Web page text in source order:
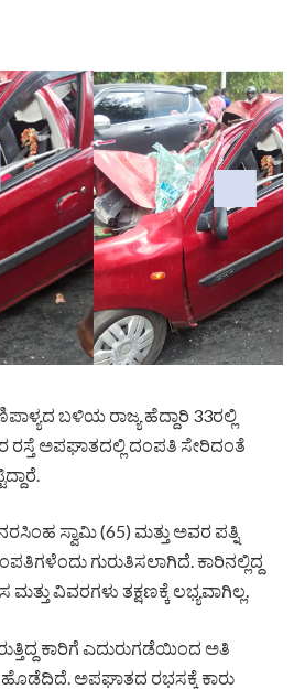
ಬಳಿಯ ರಾಜ್ಯ ಹೆದ್ದಾರಿ 33ರಲ್ಲಿ
ರಸ್ತೆ ಅಪಘಾತದಲ್ಲಿ ದಂಪತಿ ಸೇರಿದಂತೆ
ಸ್ವಾಮಿ (65) ಮತ್ತು ಅವರ ಪತ್ನಿ
ಗುರುತಿಸಲಾಗಿದೆ. ಕಾರಿನಲ್ಲಿದ್ದ
ಮತ್ತು ವಿವರಗಳು ತಕ್ಷಣಕ್ಕೆ ಲಭ್ಯವಾಗಿಲ್ಲ.
ಕಾರಿಗೆ ಎದುರುಗಡೆಯಿಂದ ಅತಿ
ಹೊಡೆದಿದೆ. ಅಪಘಾತದ ರಭಸಕ್ಕೆ ಕಾರು